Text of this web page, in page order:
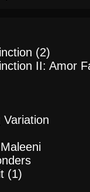
(2)
II: Amor
(1)